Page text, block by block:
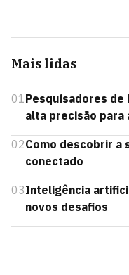
Mais lidas
01 Pesquisadores de
alta precisão para
02Como descobrir a
conectado
03Inteligência
novos desafios